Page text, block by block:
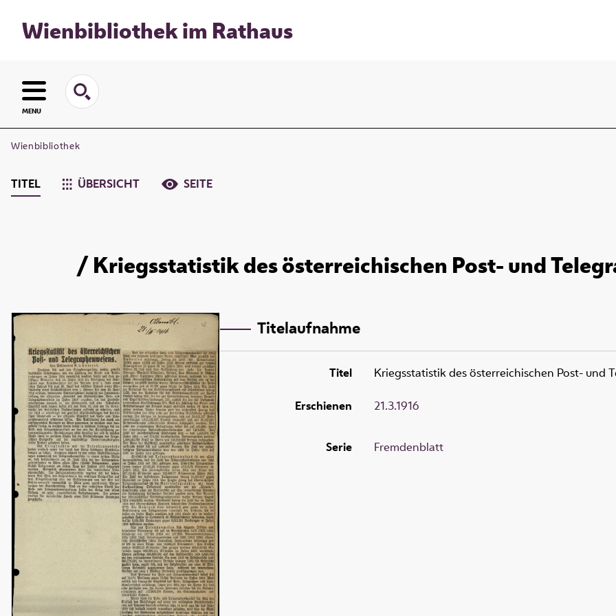
Wienbibliothek im Rathaus
MENU
Wienbibliothek
TITEL ÜBERSICHT SEITE
/ Kriegsstatistik des österreichischen Post- und
Titelaufnahme
Titel Kriegsstatistik des österreichischen Post- und
Erschienen 21.3.1916
Serie Fremdenblatt